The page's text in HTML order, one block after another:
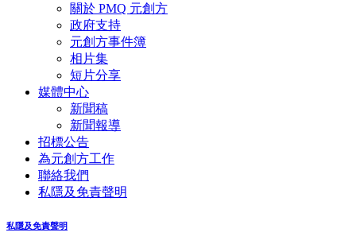
關於 PMQ 元創方
政府支持
元創方事件簿
相片集
短片分享
媒體中心
新聞稿
新聞報導
招標公告
為元創方工作
聯絡我們
私隱及免責聲明
私隱及免責聲明